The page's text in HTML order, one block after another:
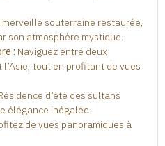
merveille souterraine restaurée,
son atmosphère mystique.
: Naviguez entre deux
l’Asie, tout en profitant de vues
d’été des sultans
élégance inégalée.
de vues panoramiques à